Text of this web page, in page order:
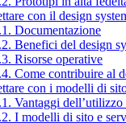
con il design
Documentazione
Benefici del design
Risorse operative
Come contribuire al
con i modelli di
Vantaggi
I modelli di sito e